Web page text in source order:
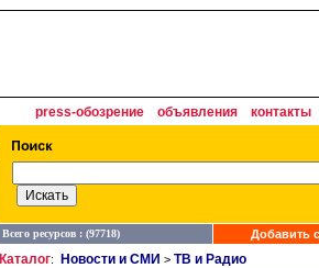
press-обозрение объявления контакты
Всего ресурсов : (97718) Добавить
Каталог: Новости и СМИ > ТВ и Радио